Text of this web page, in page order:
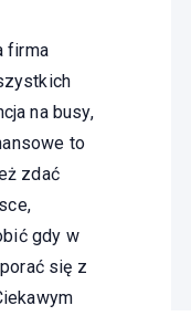
firma
na busy,
to
zdać
gdy w
się z